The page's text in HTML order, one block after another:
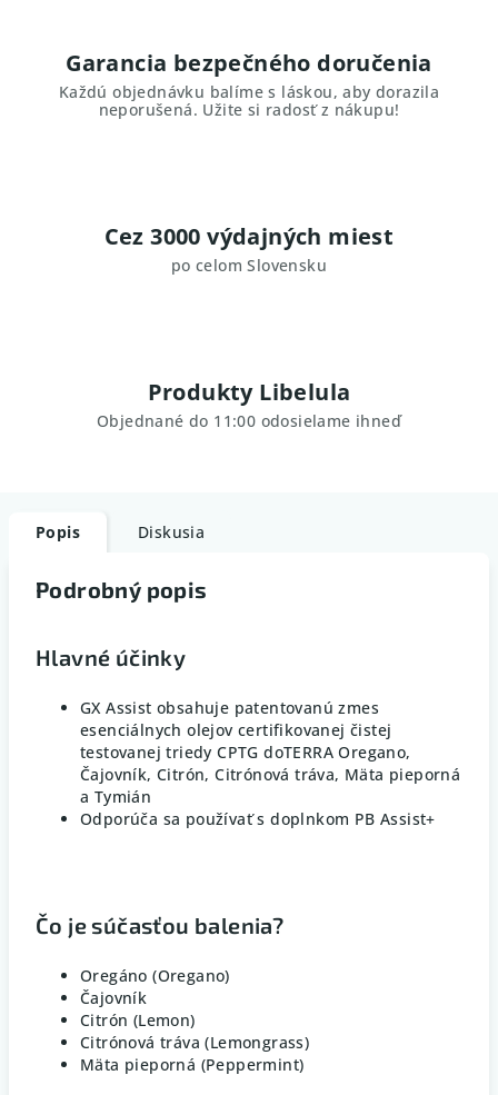
Garancia bezpečného doručenia
Každú objednávku balíme s láskou, aby dorazila
neporušená. Užite si radosť z nákupu!
Cez 3000 výdajných miest
po celom Slovensku
Produkty Libelula
Objednané do 11:00 odosielame ihneď
Popis Diskusia
Podrobný popis
Hlavné účinky
GX Assist obsahuje patentovanú zmes
esenciálnych olejov certifikovanej čistej
testovanej triedy CPTG doTERRA Oregano,
Čajovník, Citrón, Citrónová tráva, Mäta pieporná
a Tymián
Odporúča sa používať s doplnkom PB Assist+
Čo je súčasťou balenia?
Oregáno (Oregano)
Čajovník
Citrón (Lemon)
Citrónová tráva (Lemongrass)
Mäta pieporná (Peppermint)